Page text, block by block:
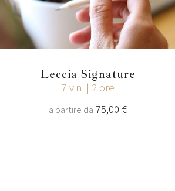
Leccia Signature
7 vini | 2 ore
a partire da 75,00 €